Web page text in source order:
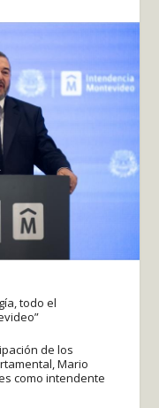
todo el
de los
Mario
como intendente